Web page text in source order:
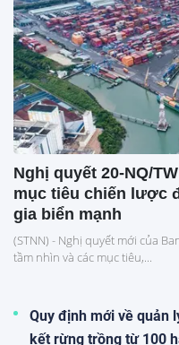
Nghị quyết 20-NQ/
mục tiêu chiến lược
gia biển mạnh
(STNN) - Nghị quyết mới của
tầm nhìn và các mục tiêu,...
Quy định mới về quản
kết rừng trồng từ 100